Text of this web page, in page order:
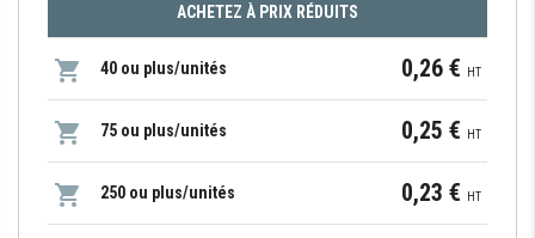
ACHETEZ À PRIX RÉDUITS
40 ou plus/unités 0,26 € HT
75 ou plus/unités 0,25 € HT
250 ou plus/unités 0,23 € HT